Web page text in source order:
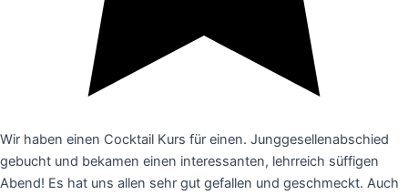
Wir haben einen Cocktail Kurs für einen. Junggesellenabschied
gebucht und bekamen einen interessanten, lehrreich süffigen
Abend! Es hat uns allen sehr gut gefallen und geschmeckt. Auch